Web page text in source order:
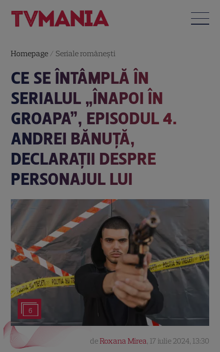
Homepage / Seriale româneşti
CE SE ÎNTÂMPLĂ ÎN
SERIALUL „ÎNAPOI ÎN
GROAPA”, EPISODUL 4.
ANDREI BĂNUȚĂ,
DECLARAȚII DESPRE
PERSONAJUL LUI
6
deRoxana Mirea, 17 iulie 2024, 13:30